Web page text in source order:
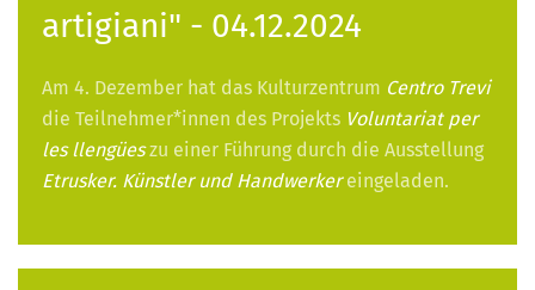
artigiani" - 04.12.2024
Am 4. Dezember hat das Kulturzentrum Centro Trevi
die Teilnehmer*innen des Projekts Voluntariat per
les llengüeszu einer Führung durch die Ausstellung
Etrusker. Künstler und Handwerkereingeladen.